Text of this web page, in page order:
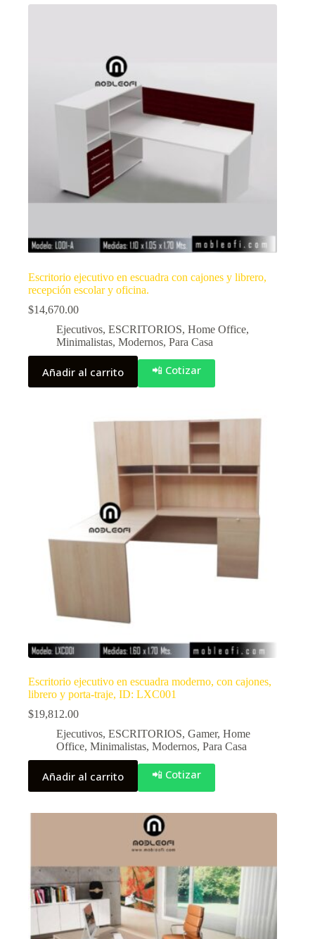
Escritorio ejecutivo en escuadra con cajones y librero,
recepción escolar y oficina.
$14,670.00
Ejecutivos, ESCRITORIOS, Home Office,
Minimalistas, Modernos, Para Casa
Añadir al carrito 📲 Cotizar
Escritorio ejecutivo en escuadra moderno, con cajones,
librero y porta-traje, ID: LXC001
$19,812.00
Ejecutivos, ESCRITORIOS, Gamer, Home
Office, Minimalistas, Modernos, Para Casa
Añadir al carrito 📲 Cotizar